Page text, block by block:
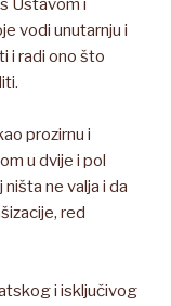
Ustavom i
vodi unutarnju i
i radi ono što
prozirnu i
u dvije i pol
ne valja i da
red
i isključivog